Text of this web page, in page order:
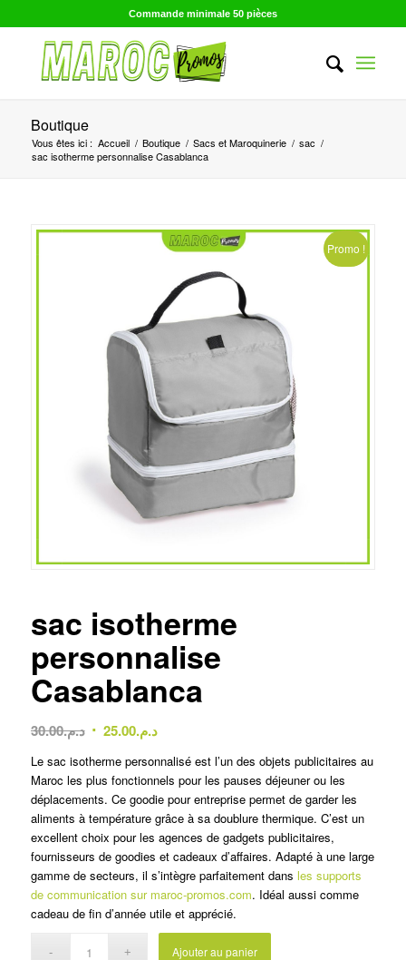
Commande minimale 50 pièces
Boutique
Vous êtes ici : Accueil / Boutique / Sacs et Maroquinerie / sac /
sac isotherme personnalise Casablanca
Promo !
sac isotherme
personnalise
Casablanca
د.م.30.00
Le
initial
était :
د.م.30.00.
د.م.25.00
Le
actuel
est :
د.م.25.00.
Le sac isotherme personnalisé est l’un des objets publicitaires au
Maroc les plus fonctionnels pour les pauses déjeuner ou les
déplacements. Ce goodie pour entreprise permet de garder les
aliments à température grâce à sa doublure thermique. C’est un
excellent choix pour les agences de gadgets publicitaires,
fournisseurs de goodies et cadeaux d’affaires. Adapté à une large
gamme de secteurs, il s’intègre parfaitement dans les supports
de communication sur maroc-promos.com. Idéal aussi comme
cadeau de fin d’année utile et apprécié.
Ajouter au panier